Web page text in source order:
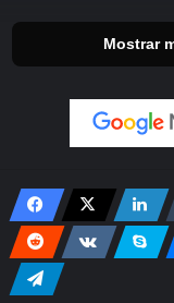
Crédito da imagem:
Depois de ativar
centro da área
para um telhado
parede para